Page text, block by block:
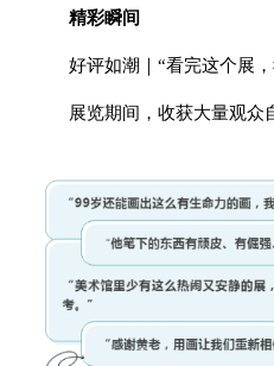
精彩瞬间
好评如潮｜“看完这个展，
展览期间，收获大量观众